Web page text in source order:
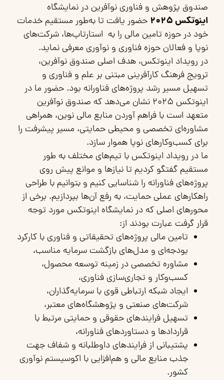
صندوق پژوهش و فناوری نوآفرین در نمایشگاه
اینوتکس ۲۰۲۵
حضور یافت تا به‌طور مستقیم خدمات
خود در حوزه تامین مالی را به استارتاپ‌ها، شرکت‌های
نوپا و فعالان حوزه فناوری و نوآوری معرفی نماید.
در رویداد اینوتکس، هدف اصلی صندوق نوآفرین،
ترویج فرهنگ کارآفرینی مبتنی بر علم و فناوری و
تسهیل مسیر رشد پروژه‌های فناورانه بود. حضور ما در
اینوتکس ۲۰۲۵ نشان می‌دهد که صندوق نوآفرین
متعهد است با فراهم آوردن منابع مالی نوین، همراهی
مشاوره‌ای تخصصی و محیطی حمایتی، مسیر پیشرفت را
برای کسب‌وکارهای نوپا هموار سازد.
ما در رویداد اینوتکس با تیم‌های مختلف به طور
مستقیم گفتگو کردیم تا نیازها و موانع پیش روی
پروژه‌های فناورانه را شناسایی کنیم و بتوانیم با طراحی
راهکارهای عملی حمایت، به رفع آن‌ها بپردازیم. برخی از
محورهای اصلی که در نمایشگاه اینوتکس مورد توجه
قرار گرفت عبارت بودند از:
تامین مالی پروژه‌های تحقیقاتی و فناوری با کارکرد
بودجه‌ای و مدل‌های بازگشت سرمایه مناسب،
مشاوره تخصصی در زمینه توسعه محصول،
کسب‌وکار و تجاری‌سازی فناوری،
ایجاد شبکه ارتباطی قوی با سرمایه‌گذاران،
شرکت‌های صنعتی و پژوهشگاه‌های معتبر،
تسهیل فرایندهای حقوقی و حمایتی مرتبط با
قراردادها و دستاوردهای فناورانه،
پشتیبانی از فرایندهای داوطلبانه و شفاف جهت
جذب منابع مالی و هم‌افزایی با اکوسیستم نوآوری
کشور.